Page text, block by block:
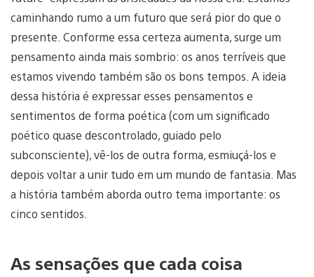
caminhando rumo a um futuro que será pior do que o
presente. Conforme essa certeza aumenta, surge um
pensamento ainda mais sombrio: os anos terríveis que
estamos vivendo também são os bons tempos. A ideia
dessa história é expressar esses pensamentos e
sentimentos de forma poética (com um significado
poético quase descontrolado, guiado pelo
subconsciente), vê-los de outra forma, esmiuçá-los e
depois voltar a unir tudo em um mundo de fantasia. Mas
a história também aborda outro tema importante: os
cinco sentidos.
As sensações que cada coisa